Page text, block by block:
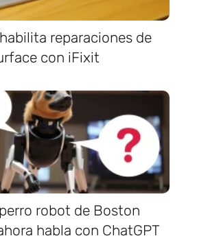
reparaciones de
con iFixit
robot de Boston
habla con ChatGPT